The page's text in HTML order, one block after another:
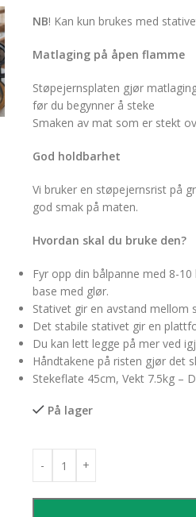
NB! Kan kun brukes med
Matlaging på åpen flamme
Støpejernsplaten gjør
før du begynner å steke
Smaken av mat som er stekt
God holdbarhet
Vi bruker en støpejernsrist på
god smak på maten.
Hvordan skal du bruke den?
Fyr opp din bålpanne med 8-
base med glør.
Stativet gir en avstand mellom
Det stabile stativet gir en
Du kan lett legge på mer ved
Håndtakene på risten gjør det
Stekeflate 45cm, Vekt 7.5kg –
På lager